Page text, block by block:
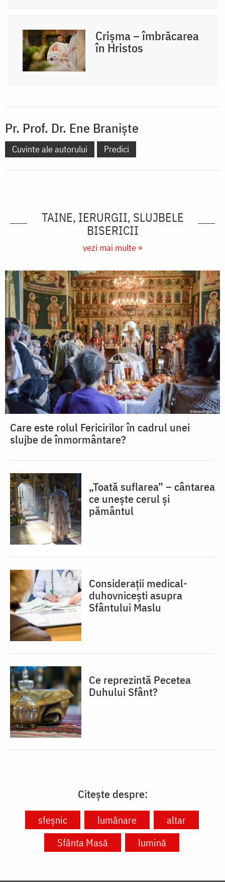
Crișma – îmbrăcarea
în Hristos
Pr. Prof. Dr. Ene Braniște
Cuvinte ale autorului Predici
TAINE, IERURGII, SLUJBELE
BISERICII
vezi mai multe »
Care este rolul Fericirilor în cadrul unei
slujbe de înmormântare?
„Toată suflarea” – cântarea
ce unește cerul și
pământul
Considerații medical-
duhovnicești asupra
Sfântului Maslu
Ce reprezintă Pecetea
Duhului Sfânt?
Citește despre:
sfeșnic lumânare
altar
Sfânta Masă
lumină